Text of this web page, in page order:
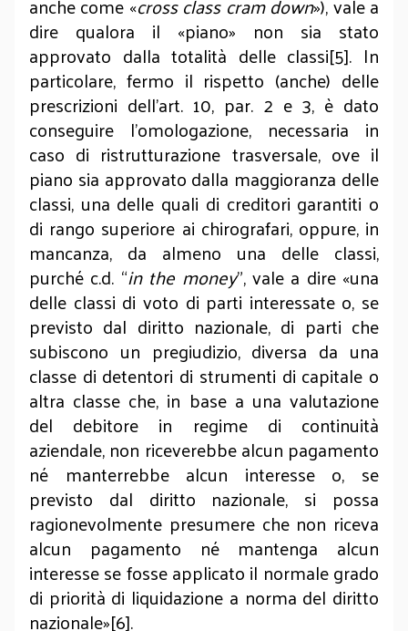
dire qualora il «piano» non sia stato
approvato dalla totalità delle classi[5]. In
particolare, fermo il rispetto (anche) delle
prescrizioni dell’art. 10, par. 2 e 3, è dato
conseguire l’omologazione, necessaria in
caso di ristrutturazione trasversale, ove il
piano sia approvato dalla maggioranza delle
classi, una delle quali di creditori garantiti o
di rango superiore ai chirografari, oppure, in
mancanza, da almeno una delle classi,
purché c.d. “in the money”, vale a dire «una
delle classi di voto di parti interessate o, se
previsto dal diritto nazionale, di parti che
subiscono un pregiudizio, diversa da una
classe di detentori di strumenti di capitale o
altra classe che, in base a una valutazione
del debitore in regime di continuità
aziendale, non riceverebbe alcun pagamento
né manterrebbe alcun interesse o, se
previsto dal diritto nazionale, si possa
ragionevolmente presumere che non riceva
alcun pagamento né mantenga alcun
interesse se fosse applicato il normale grado
di priorità di liquidazione a norma del diritto
nazionale»[6].